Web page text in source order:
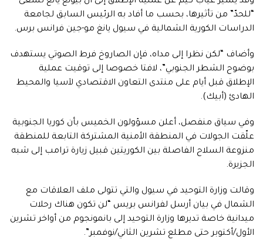
“للحدّ” من تأثيرها، بحسب ما أفاد به الرئيس السابق لجامعة
الدراسات الكورية الشمالية في سيول يانغ مو-جين فرانس برس.
وأضاف “لكن نظرا إلى مداه، فإن الصاروخ فرط الصوتي يستهدف
بوضوح الشطر الجنوبي”، لافتا خصوصا إلى توقيت عملية
الإطلاق قبل أيام على منتدى التعاون الاقتصادي لآسيا والمحيط
الهادئ (أبيك).
وفي سياق منفصل، أعلن مسؤولون الخميس بأن كوريا الجنوبية
علّقت الجولات في المنطقة الأمنية المشتركة التابعة للمنطقة
منزوعة السلاح الفاصلة بين الكوريتين قبيل زيارة ترامب إلى شبه
الجزيرة.
وقالت وزارة التوحيد في سيول والتي تتولى ملف العلاقات مع
الشمال في بيان أرسل لفرانس بريس “لن تكون هناك رحلات
ميدانية خاصة تديرها وزارة التوحيد إلى بانمونجوم من أواخر تشرين
الأول/أكتوبر حتى مطلع تشرين الثاني/نوفمبر”.